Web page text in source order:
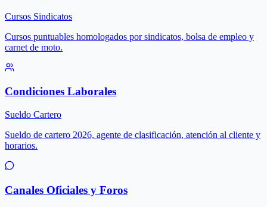
Cursos Sindicatos
Cursos puntuables homologados por sindicatos, bolsa de empleo y
carnet de moto.
Condiciones Laborales
Sueldo Cartero
Sueldo de cartero 2026, agente de clasificación, atención al cliente y
horarios.
Canales Oficiales y Foros